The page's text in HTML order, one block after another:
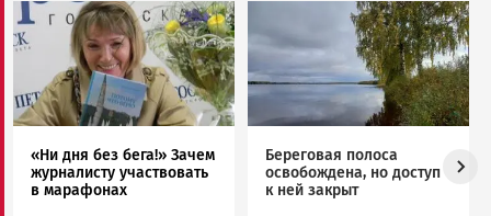
Image
«Ни дня без бега!» Зачем
журналисту участвовать
в марафонах
Береговая полоса
освобождена, но доступ
к ней закрыт